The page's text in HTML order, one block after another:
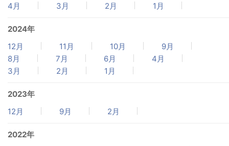
4月
3月 2月 1月
2024年
12月
11月 10月
9月
8月
7月 6月
4月
3月
2月 1月
2023年
12月
9月 2月
2022年